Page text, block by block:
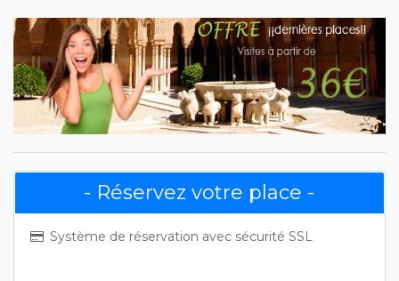
- Réservez votre place -
Système de réservation avec sécurité SSL